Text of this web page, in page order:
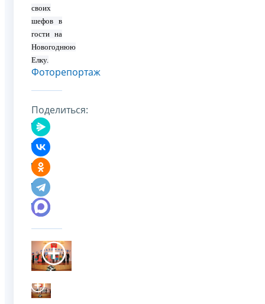
своих
шефов в
гости на
Новогоднюю
Елку.
Фоторепортаж
Поделиться: